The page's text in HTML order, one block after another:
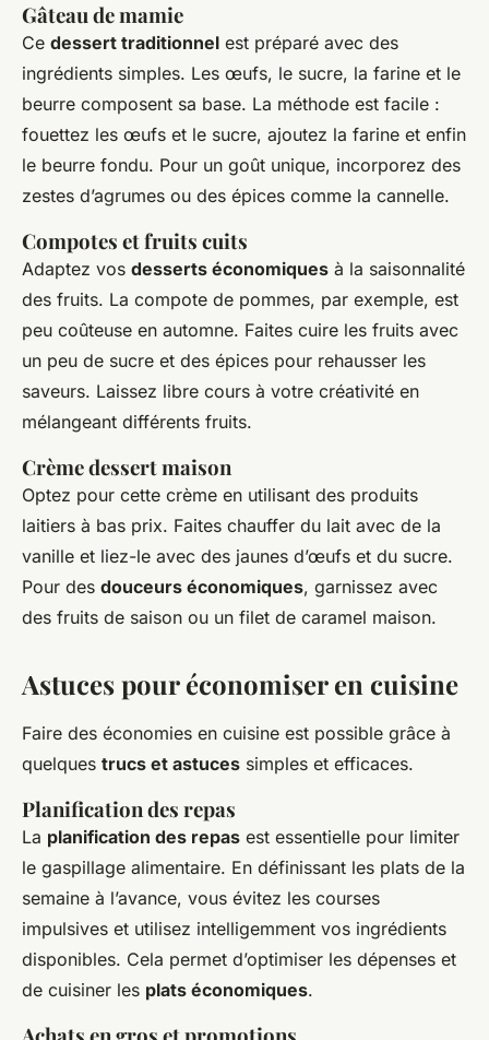
Gâteau de mamie
Ce dessert traditionnel est préparé avec des
ingrédients simples. Les œufs, le sucre, la farine et le
beurre composent sa base. La méthode est facile :
fouettez les œufs et le sucre, ajoutez la farine et enfin
le beurre fondu. Pour un goût unique, incorporez des
zestes d’agrumes ou des épices comme la cannelle.
Compotes et fruits cuits
Adaptez vos desserts économiques à la saisonnalité
des fruits. La compote de pommes, par exemple, est
peu coûteuse en automne. Faites cuire les fruits avec
un peu de sucre et des épices pour rehausser les
saveurs. Laissez libre cours à votre créativité en
mélangeant différents fruits.
Crème dessert maison
Optez pour cette crème en utilisant des produits
laitiers à bas prix. Faites chauffer du lait avec de la
vanille et liez-le avec des jaunes d’œufs et du sucre.
Pour des douceurs économiques, garnissez avec
des fruits de saison ou un filet de caramel maison.
Astuces pour économiser en cuisine
Faire des économies en cuisine est possible grâce à
quelques trucs et astuces simples et efficaces.
Planification des repas
La planification des repas est essentielle pour limiter
le gaspillage alimentaire. En définissant les plats de la
semaine à l’avance, vous évitez les courses
impulsives et utilisez intelligemment vos ingrédients
disponibles. Cela permet d’optimiser les dépenses et
de cuisiner les plats économiques.